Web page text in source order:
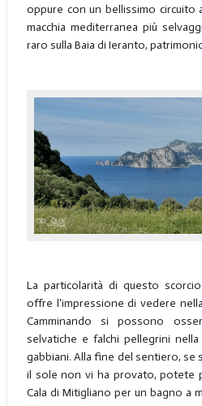
oppure con un bellissimo circuito
macchia mediterranea più
raro sulla Baia di Ieranto,
La particolarità di questo
offre l'impressione di vedere
Camminando si possono
selvatiche e falchi pellegrini
gabbiani. Alla fine del sentiero, se
il sole non vi ha provato, potete
Cala di Mitigliano per un bagno a